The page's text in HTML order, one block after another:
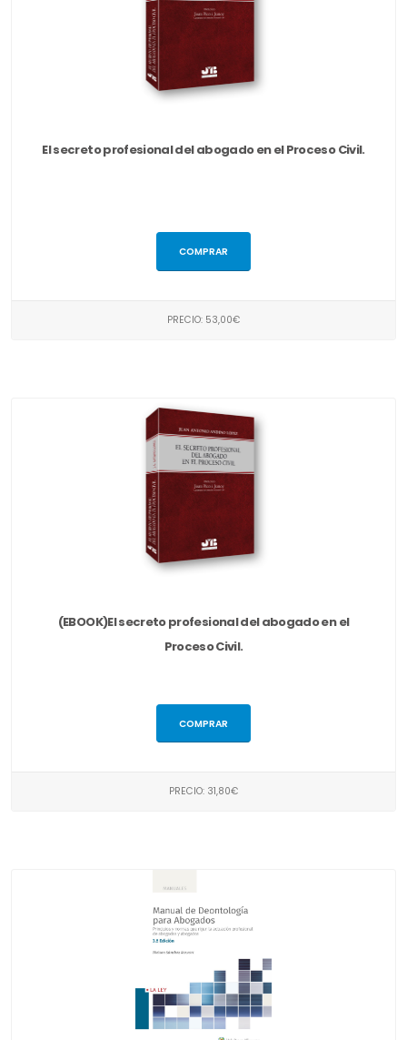
El secreto profesional del abogado en el Proceso Civil.
COMPRAR
PRECIO: 53,00€
(EBOOK)El secreto profesional del abogado en el
Proceso Civil.
COMPRAR
PRECIO: 31,80€